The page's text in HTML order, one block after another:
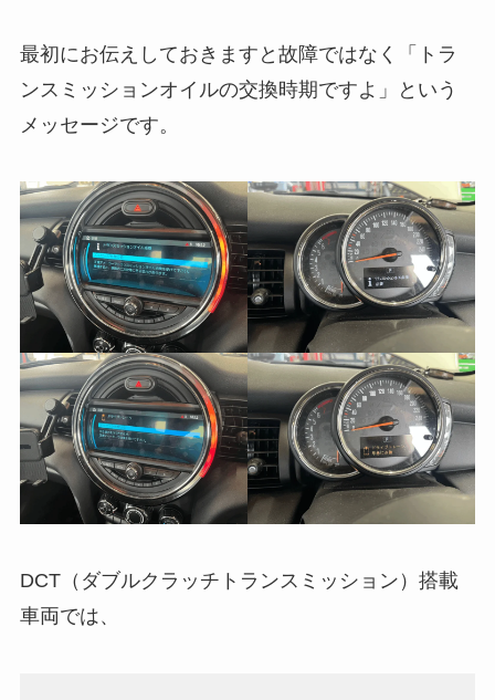
最初にお伝えしておきますと故障ではなく「トラ
ンスミッションオイルの交換時期ですよ」という
メッセージです。
DCT（ダブルクラッチトランスミッション）搭載
車両では、